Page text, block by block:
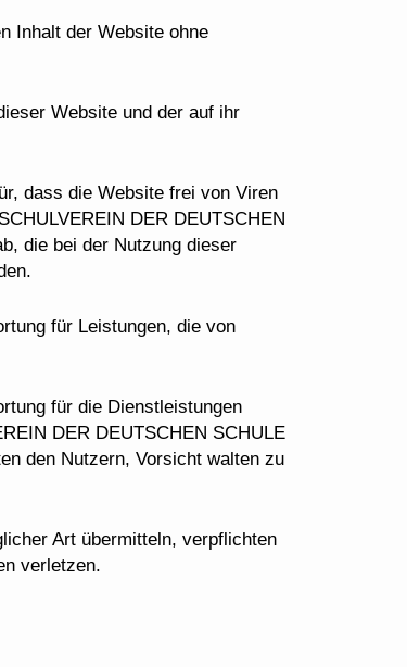
Inhalt der Website ohne
Website und der auf ihr
dass die Website frei von Viren
DER DEUTSCHEN
die bei der Nutzung dieser
für Leistungen, die von
für die Dienstleistungen
DER DEUTSCHEN SCHULE
den Nutzern, Vorsicht walten zu
Art übermitteln, verpflichten
verletzen.